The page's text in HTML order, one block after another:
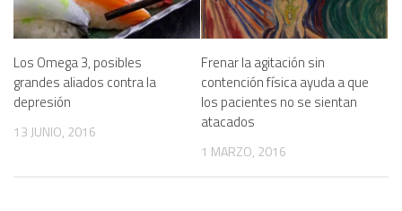
Los Omega 3, posibles
grandes aliados contra la
depresión
13 JUNIO, 2016
Frenar la agitación sin
contención física ayuda a que
los pacientes no se sientan
atacados
1 MARZO, 2016